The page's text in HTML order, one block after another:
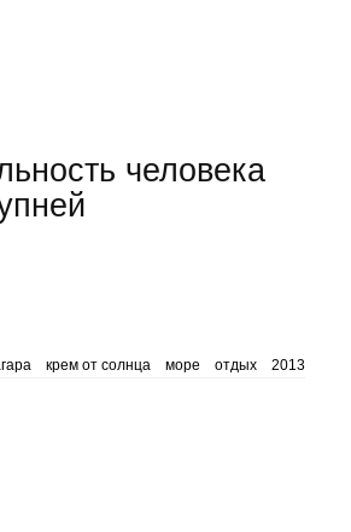
человека
крем от солнца море отдых 2013